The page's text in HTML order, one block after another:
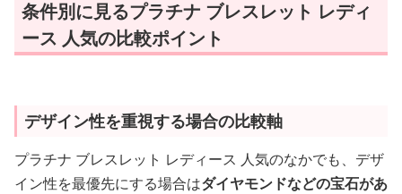
条件別に見るプラチナ ブレスレット レディ
ース 人気の比較ポイント
デザイン性を重視する場合の比較軸
プラチナ ブレスレット レディース 人気のなかでも、デザ
イン性を最優先にする場合はダイヤモンドなどの宝石があ